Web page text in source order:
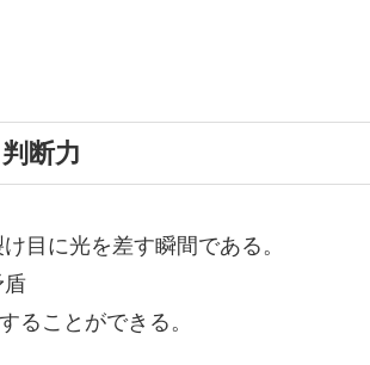
断力
目に光を差す瞬間である。
盾
ることができる。